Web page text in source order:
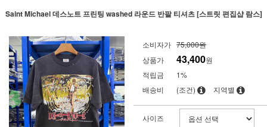
Saint Michael 데스노트 프린팅 washed 라운드 반팔 티셔츠 [스트릿 편집샵 람스]
소비자가 75,000원
상품가
43,400원
적립금
1%
배송비
(조건) 지역별
사이즈